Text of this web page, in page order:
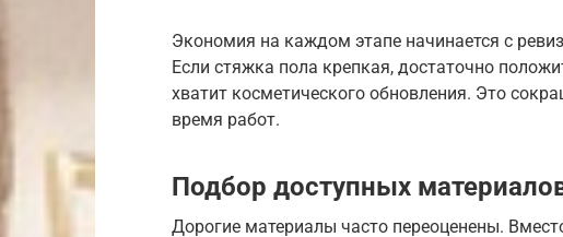
Экономия на каждом этапе начинается с
Если стяжка пола крепкая, достаточно
хватит косметического обновления. Это
время работ.
Подбор доступных
Дорогие материалы часто переоценены.